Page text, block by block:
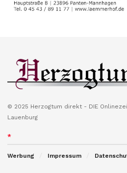
© 2025 Herzogtum direkt - DIE
Lauenburg
*
Werbung Impressum